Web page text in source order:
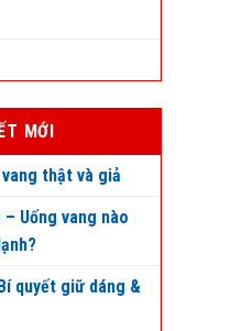
MỚI
thật và giả
Uống vang nào
quyết giữ dáng &